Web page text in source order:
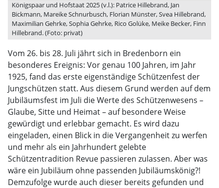
Königspaar und Hofstaat 2025 (v.l.): Patrice Hillebrand, Jan
Bickmann, Mareike Schnurbusch, Florian Münster, Svea Hillebrand,
Maximilian Gehrke, Sophia Gehrke, Rico Golüke, Meike Becker, Finn
Hillebrand. (Foto: privat)
Vom 26. bis 28. Juli jährt sich in Bredenborn ein
besonderes Ereignis: Vor genau 100 Jahren, im Jahr
1925, fand das erste eigenständige Schützenfest der
Jungschützen statt. Aus diesem Grund werden auf dem
Jubiläumsfest im Juli die Werte des Schützenwesens –
Glaube, Sitte und Heimat – auf besondere Weise
gewürdigt und erlebbar gemacht. Es wird dazu
eingeladen, einen Blick in die Vergangenheit zu werfen
und mehr als ein Jahrhundert gelebte
Schützentradition Revue passieren zulassen. Aber was
wäre ein Jubiläum ohne passenden Jubiläumskönig?!
Demzufolge wurde auch dieser bereits gefunden und